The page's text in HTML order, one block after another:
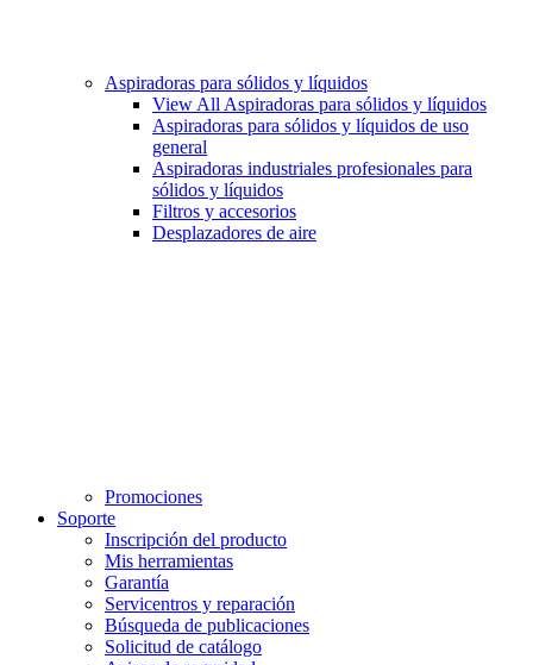
Aspiradoras para sólidos y líquidos
View All Aspiradoras para sólidos y líquidos
Aspiradoras para sólidos y líquidos de uso
general
Aspiradoras industriales profesionales para
sólidos y líquidos
Filtros y accesorios
Desplazadores de aire
Promociones
Soporte
Inscripción del producto
Mis herramientas
Garantía
Servicentros y reparación
Búsqueda de publicaciones
Solicitud de catálogo